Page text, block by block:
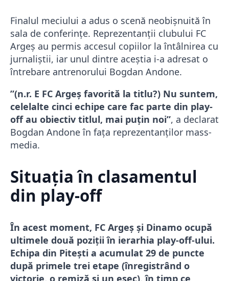
Finalul meciului a adus o scenă neobișnuită în
sala de conferințe. Reprezentanții clubului FC
Argeș au permis accesul copiilor la întâlnirea cu
jurnaliștii, iar unul dintre aceștia i-a adresat o
întrebare antrenorului Bogdan Andone.
”(n.r. E FC Argeș favorită la titlu?) Nu suntem,
celelalte cinci echipe care fac parte din play-
off au obiectiv titlul, mai puțin noi”, a declarat
Bogdan Andone în fața reprezentanților mass-
media.
Situația în clasamentul
din play-off
În acest moment, FC Argeș și Dinamo ocupă
ultimele două poziții în ierarhia play-off-ului.
Echipa din Pitești a acumulat 29 de puncte
după primele trei etape (înregistrând o
victorie, o remiză și un eșec), în timp ce